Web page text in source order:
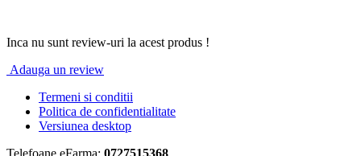
Inca nu sunt review-uri la acest produs !
Adauga un review
Termeni si conditii
Politica de confidentialitate
Versiunea desktop
Telefoane eFarma: 0727515368